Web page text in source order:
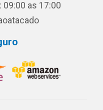
09:00 as 17:00